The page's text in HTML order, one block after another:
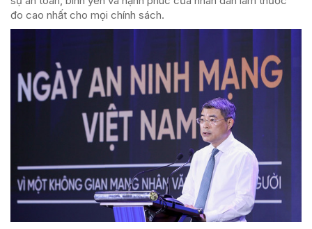
đo cao nhất cho mọi chính sách.